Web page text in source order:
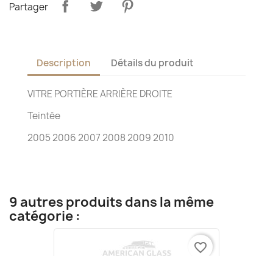
Partager
Description Détails du produit
VITRE PORTIÈRE ARRIÈRE DROITE
Teintée
2005 2006 2007 2008 2009 2010
9 autres produits dans la même
catégorie :
favorite_border